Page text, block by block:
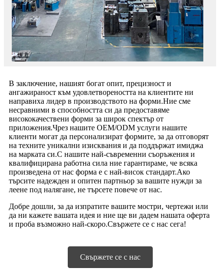
В заключение, нашият богат опит, прецизност и
ангажираност към удовлетвореността на клиентите ни
направиха лидер в производството на форми.Ние сме
несравними в способността си да предоставяме
висококачествени форми за широк спектър от
приложения.Чрез нашите OEM/ODM услуги нашите
клиенти могат да персонализират формите, за да отговорят
на техните уникални изисквания и да поддържат имиджа
на марката си.С нашите най-съвременни съоръжения и
квалифицирана работна сила ние гарантираме, че всяка
произведена от нас форма е с най-висок стандарт.Ако
търсите надежден и опитен партньор за вашите нужди за
леене под налягане, не търсете повече от нас.
Добре дошли, за да изпратите вашите мостри, чертежи или
да ни кажете вашата идея и ние ще ви дадем нашата оферта
и проба възможно най-скоро.Свържете се с нас сега!
Свържете се с нас